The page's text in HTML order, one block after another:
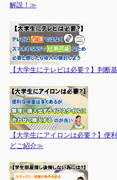
解説！≫
【大学生にテレビは必要？】判
【大学生にアイロンは必要？】便
どご紹介≫